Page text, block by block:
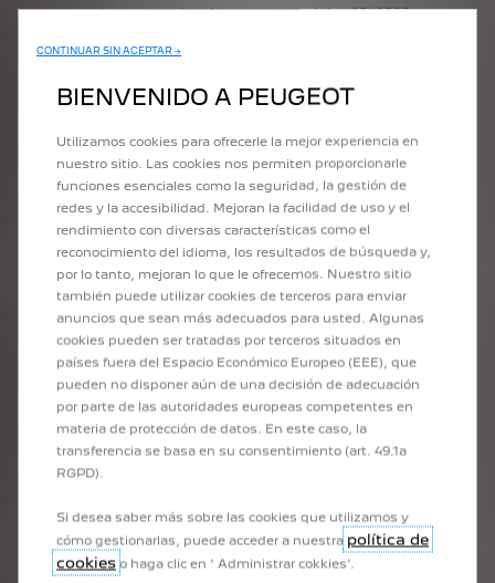
Haz revisar tus amortiguadores por tu especialista PEUGEOT
Si notas uno o varios de estos signos de desgaste, acuda a tu
cuando cambien los amortiguadores y, si es necesario, no dudes
SERVICIOS PEUGEOT
ANTERIOR PRÓXIMO
CONTINUAR SIN ACEPTAR →
BIENVENIDO A PEUGEOT
Utilizamos cookies para ofrecerle la mejor experiencia en
nuestro sitio. Las cookies nos permiten proporcionarle
funciones esenciales como la seguridad, la gestión de
redes y la accesibilidad. Mejoran la facilidad de uso y el
rendimiento con diversas características como el
reconocimiento del idioma, los resultados de búsqueda y,
por lo tanto, mejoran lo que le ofrecemos. Nuestro sitio
también puede utilizar cookies de terceros para enviar
anuncios que sean más adecuados para usted. Algunas
cookies pueden ser tratadas por terceros situados en
países fuera del Espacio Económico Europeo (EEE), que
pueden no disponer aún de una decisión de adecuación
por parte de las autoridades europeas competentes en
materia de protección de datos. En este caso, la
transferencia se basa en su consentimiento (art. 49.1a
RGPD).
Si desea saber más sobre las cookies que utilizamos y
cómo gestionarlas, puede acceder a nuestra política de
cookies o haga clic en ' Administrar cokkies'.